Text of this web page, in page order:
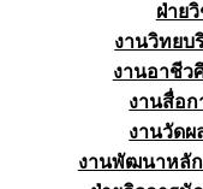
ฝ่าย
งานวิทยบ
งานอาชีว
งานสื่อก
งานวัดผ
งานพัฒนาหลัก